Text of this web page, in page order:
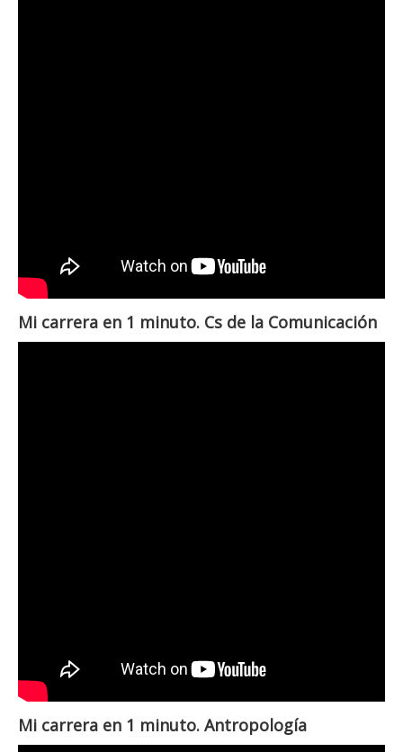
Mi carrera en 1 minuto. Cs de la Comunicación
Mi carrera en 1 minuto. Antropología